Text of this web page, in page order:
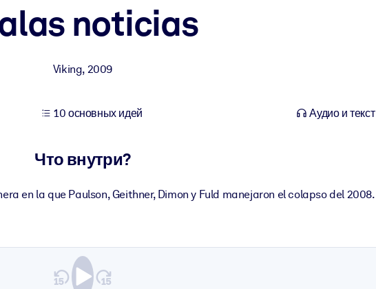
noticias
Viking, 2009
10 основных идей Аудио и текст
Что внутри?
en la que Paulson, Geithner, Dimon y Fuld manejaron el colapso del 2008.